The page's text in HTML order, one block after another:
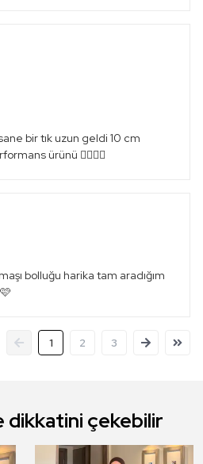
bir tık uzun geldi 10 cm
ürünü 👌🏻👌🏻
bolluğu harika tam aradığım
1 2 3
dikkatini çekebilir